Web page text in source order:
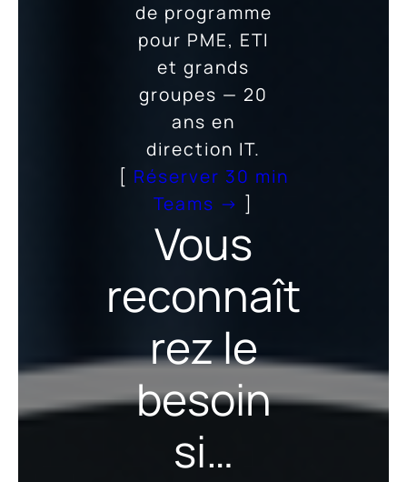
de programme
pour PME, ETI
et grands
groupes — 20
ans en
direction IT.
[ Réserver 30 min
Teams → ]
Vous
reconnaît
rez le
besoin
si…